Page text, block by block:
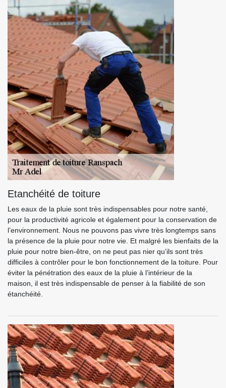
Etanchéité de toiture
Les eaux de la pluie sont très indispensables pour notre santé,
pour la productivité agricole et également pour la conservation de
l’environnement. Nous ne pouvons pas vivre très longtemps sans
la présence de la pluie pour notre vie. Et malgré les bienfaits de la
pluie pour notre bien-être, on ne peut pas nier qu’ils sont très
difficiles à contrôler pour le bon fonctionnement de la toiture. Pour
éviter la pénétration des eaux de la pluie à l’intérieur de la
maison, il est très indispensable de penser à la fiabilité de son
étanchéité.